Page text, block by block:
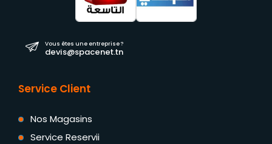
Vous êtes une entreprise ?
devis@spacenet.tn
Service Client
Nos Magasins
Service Reservii